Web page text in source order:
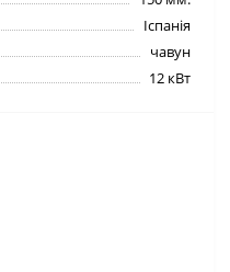
Іспанія
чавун
12 кВт